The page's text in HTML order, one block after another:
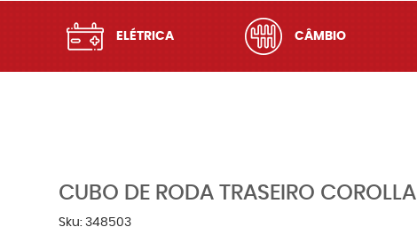
ELÉTRICA CÂMBIO
CUBO DE RODA TRASEIRO COROLLA
Sku: 348503